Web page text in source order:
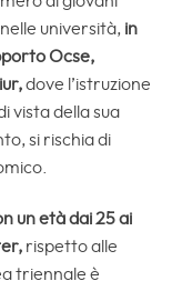
università, in
Ocse,
dove l’istruzione
vista della sua
si rischia di
un età dai 25 ai
rispetto alle
triennale è